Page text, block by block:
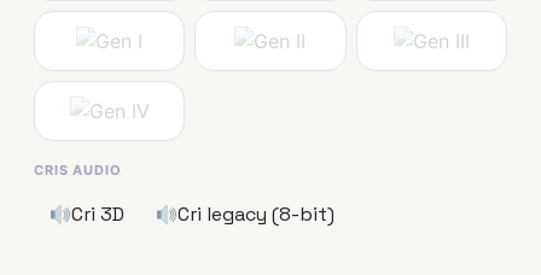
CRIS AUDIO
Cri 3D Cri legacy (8-bit)